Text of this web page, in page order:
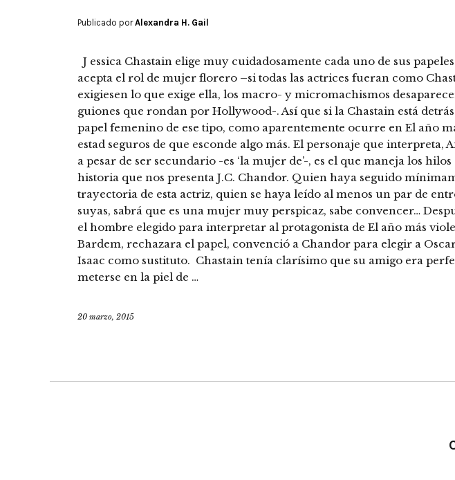
Publicado porAlexandra H. Gail
J essica Chastain elige muy cuidadosamente cada uno de sus
acepta el rol de mujer florero –si todas las actrices fueran como
exigiesen lo que exige ella, los macro- y micromachismos
guiones que rondan por Hollywood-. Así que si la Chastain está
papel femenino de ese tipo, como aparentemente ocurre en El año
estad seguros de que esconde algo más. El personaje que interpreta,
a pesar de ser secundario -es ‘la mujer de’-, es el que maneja los
historia que nos presenta J.C. Chandor. Quien haya seguido
trayectoria de esta actriz, quien se haya leído al menos un par de
suyas, sabrá que es una mujer muy perspicaz, sabe convencer…
el hombre elegido para interpretar al protagonista de El año más
Bardem, rechazara el papel, convenció a Chandor para elegir a
Isaac como sustituto. Chastain tenía clarísimo que su amigo era
meterse en la piel de …
20 marzo, 2015